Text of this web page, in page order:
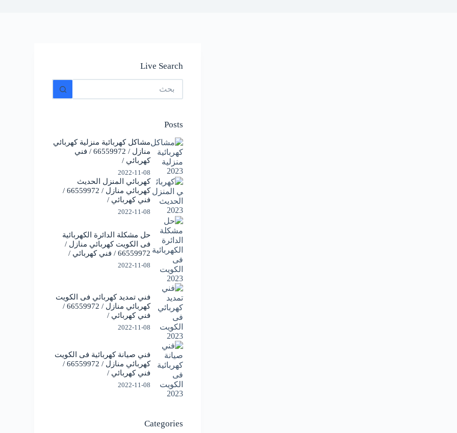
Live Search
No
results
Posts
مشاكل كهربائية منزلية كهربائي
منازل / 66559972 / فني
كهربائي /
2022-11-08
كهربائي المنزل الحديث
كهربائي منازل / 66559972 /
فني كهربائي /
2022-11-08
حل مشكلة الدائرة الكهربائية
فى الكويت كهربائي منازل /
66559972 / فني كهربائي /
2022-11-08
فني تمديد كهربائي فى الكويت
كهربائي منازل / 66559972 /
فني كهربائي /
2022-11-08
فني صيانة كهربائية فى الكويت
كهربائي منازل / 66559972 /
فني كهربائي /
2022-11-08
Categories